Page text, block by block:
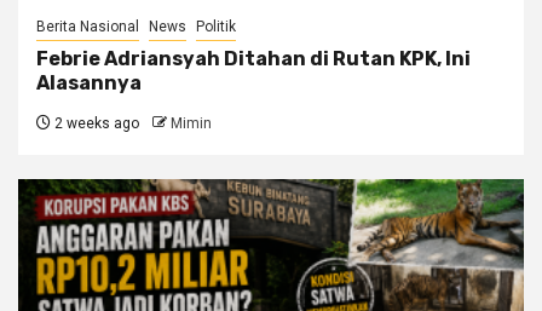
Berita Nasional News Politik
Febrie Adriansyah Ditahan di Rutan KPK, Ini
Alasannya
2 weeks ago Mimin